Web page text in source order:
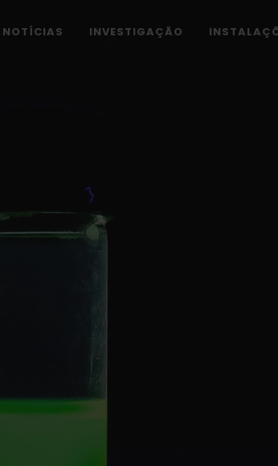
NOTÍCIAS INVESTIGAÇÃO